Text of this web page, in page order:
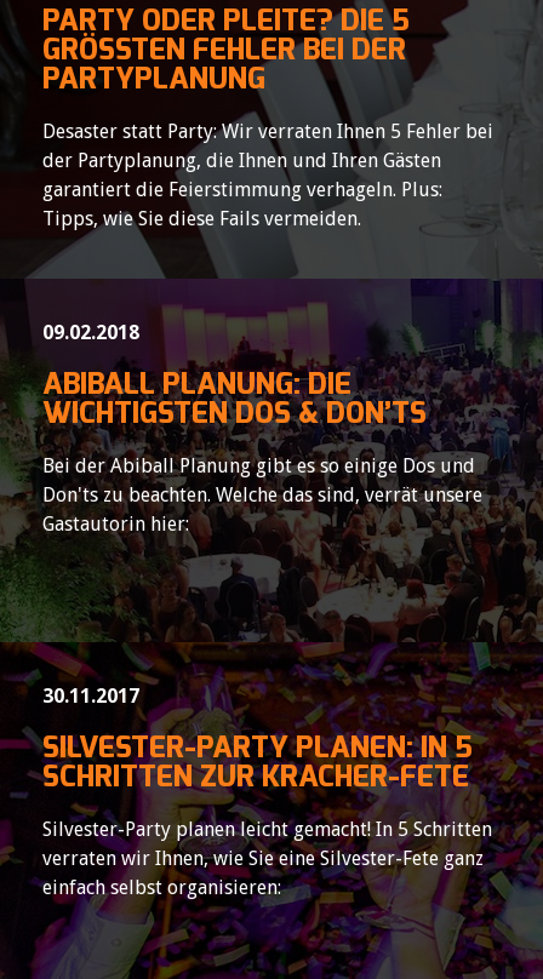
PARTY ODER PLEITE? DIE 5
GRÖSSTEN FEHLER BEI DER P
ARTYPLANUNG
Desaster statt Party: Wir verraten Ihnen 5 Fehler bei
der Partyplanung, die Ihnen und Ihren Gästen
garantiert die Feierstimmung verhageln. Plus:
Tipps, wie Sie diese Fails vermeiden.
09.02.2018
ABIBALL PLANUNG: DIE
WICHTIGSTEN DOS & DON’TS
Bei der Abiball Planung gibt es so einige Dos und
Don'ts zu beachten. Welche das sind, verrät unsere
Gastautorin hier:
30.11.2017
SILVESTER-PARTY PLANEN: IN 5
SCHRITTEN ZUR KRACHER-FETE
Silvester-Party planen leicht gemacht! In 5 Schritten
verraten wir Ihnen, wie Sie eine Silvester-Fete ganz
einfach selbst organisieren: